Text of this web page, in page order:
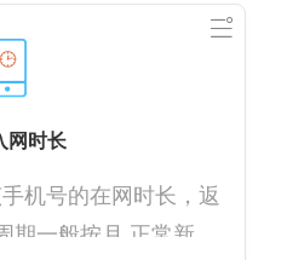
网时长
机号的在网时长，返
期一般按月,正常新号